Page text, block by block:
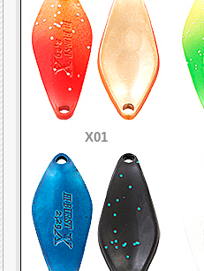
X01